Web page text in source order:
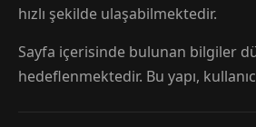
hızlı şekilde ulaşabilmektedir.
Sayfa içerisinde bulunan bilgiler
hedeflenmektedir. Bu yapı,